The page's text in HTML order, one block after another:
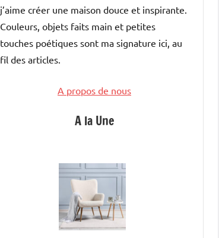
j’aime créer une maison douce et inspirante.
Couleurs, objets faits main et petites
touches poétiques sont ma signature ici, au
fil des articles.
A propos de nous
A la Une